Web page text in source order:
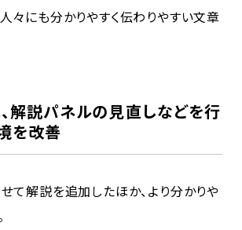
々にも分かりやすく伝わりやすい文章
解説パネルの見直しなどを行
を改善
て解説を追加したほか、より分かりや